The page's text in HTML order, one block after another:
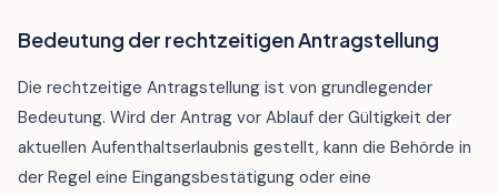
Bedeutung der rechtzeitigen Antragstellung
Die rechtzeitige Antragstellung ist von grundlegender
Bedeutung. Wird der Antrag vor Ablauf der Gültigkeit der
aktuellen Aufenthaltserlaubnis gestellt, kann die Behörde in
der Regel eine Eingangsbestätigung oder eine